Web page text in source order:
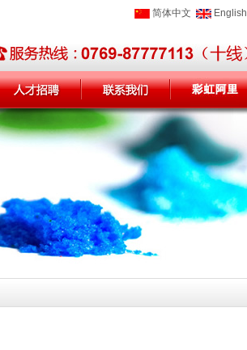
简体中文 English